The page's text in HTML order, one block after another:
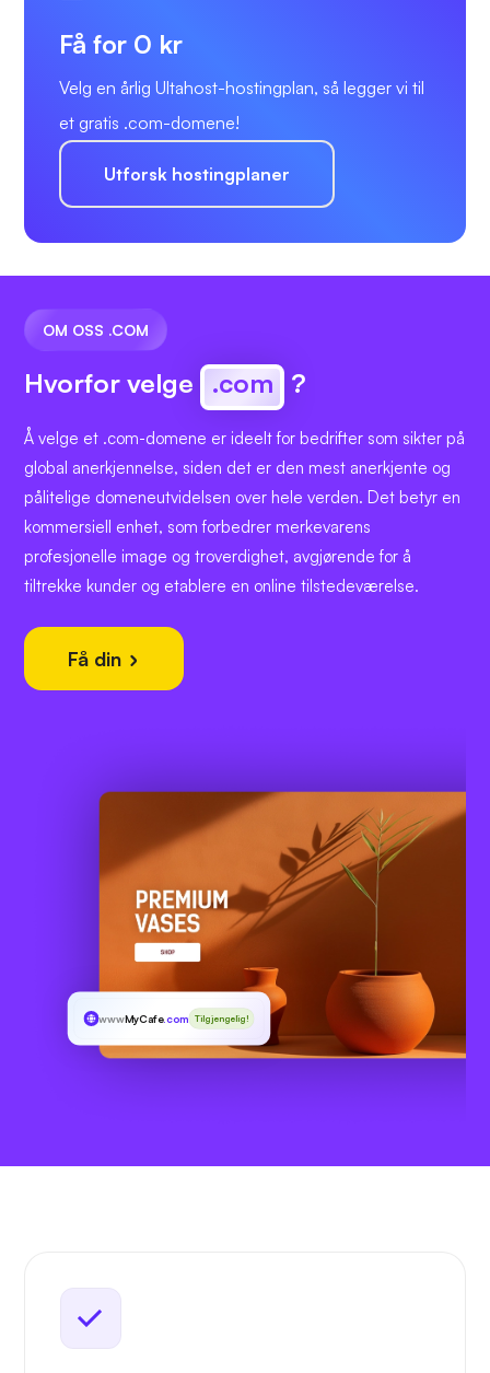
Få for 0 kr
Velg en årlig Ultahost-hostingplan, så legger vi til
et gratis .com-domene!
Utforsk hostingplaner
OM OSS .COM
Hvorfor velge .com ?
Å velge et .com-domene er ideelt for bedrifter som sikter på
global anerkjennelse, siden det er den mest anerkjente og
pålitelige domeneutvidelsen over hele verden. Det betyr en
kommersiell enhet, som forbedrer merkevarens
profesjonelle image og troverdighet, avgjørende for å
tiltrekke kunder og etablere en online tilstedeværelse.
Få din
wwwMyCafe.com Tilgjengelig!